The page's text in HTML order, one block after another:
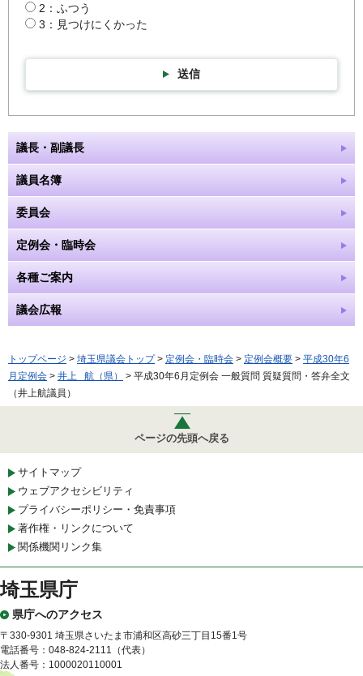
2：ふつう
3：見つけにくかった
送信
議長・副議長
議員名簿
委員会
定例会・臨時会
各種ご案内
議会広報
トップページ > 埼玉県議会トップ> 定例会・臨時会 > 定例会概要 > 平成30年6
月定例会 > 井上 航（県）
> 平成30年6月定例会 一般質問 質疑質問・答弁全文
（井上航議員）
ページの先頭へ戻る
サイトマップ
ウェブアクセシビリティ
プライバシーポリシー・免責事項
著作権・リンクについて
関係機関リンク集
埼玉県庁
県庁へのアクセス
〒330-9301 埼玉県さいたま市浦和区高砂三丁目15番1号
電話番号：048-824-2111（代表）
法人番号：1000020110001